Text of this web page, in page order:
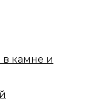
в камне и